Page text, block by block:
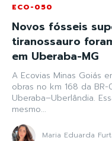
ECO-050
Novos fósseis
tiranossauro
em Uberaba-MG
A Ecovias Minas Goiás
obras no km 168 da
Uberaba–Uberlândia.
mesmo...
Maria Eduarda